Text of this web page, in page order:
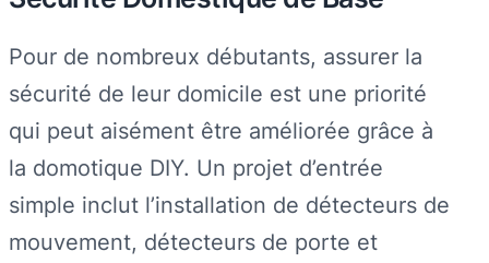
Pour de nombreux débutants, assurer la
sécurité de leur domicile est une priorité
qui peut aisément être améliorée grâce à
la domotique DIY. Un projet d’entrée
simple inclut l’installation de détecteurs de
mouvement, détecteurs de porte et